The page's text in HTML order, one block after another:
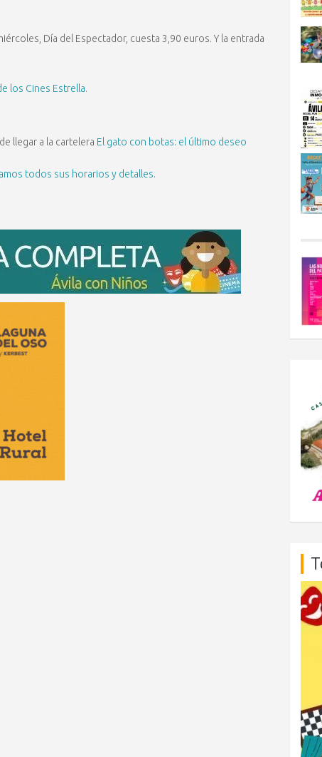
Día del Espectador, cuesta 3,90 euros. Y la entrada
los Cines Estrella.
llegar a la cartelera El gato con botas: el último deseo
todos sus horarios y detalles.